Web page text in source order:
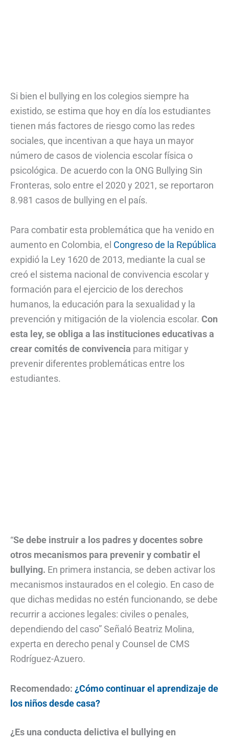
Si bien el bullying en los colegios siempre ha
existido, se estima que hoy en día los estudiantes
tienen más factores de riesgo como las redes
sociales, que incentivan a que haya un mayor
número de casos de violencia escolar física o
psicológica. De acuerdo con la ONG Bullying Sin
Fronteras, solo entre el 2020 y 2021, se reportaron
8.981 casos de bullying en el país.
Para combatir esta problemática que ha venido en
aumento en Colombia, el Congreso de la República
expidió la Ley 1620 de 2013, mediante la cual se
creó el sistema nacional de convivencia escolar y
formación para el ejercicio de los derechos
humanos, la educación para la sexualidad y la
prevención y mitigación de la violencia escolar. Con
esta ley, se obliga a las instituciones educativas a
crear comités de convivencia para mitigar y
prevenir diferentes problemáticas entre los
estudiantes.
“Se debe instruir a los padres y docentes sobre
otros mecanismos para prevenir y combatir el
bullying. En primera instancia, se deben activar los
mecanismos instaurados en el colegio. En caso de
que dichas medidas no estén funcionando, se debe
recurrir a acciones legales: civiles o penales,
dependiendo del caso” Señaló Beatriz Molina,
experta en derecho penal y Counsel de CMS
Rodríguez-Azuero.
Recomendado: ¿Cómo continuar el aprendizaje de
los niños desde casa?
¿Es una conducta delictiva el bullying en